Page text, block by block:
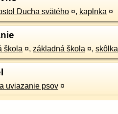
Ducha svätého ¤, kaplnka ¤
škola ¤, základná škola ¤, skôlka
uviazanie psov ¤